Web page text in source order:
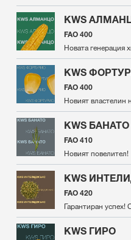
KWS
FAO 400
Новата генерация
KWS
FAO 400
Новият властелин
KWS БАНАТО
FAO 410
Новият повелител!
KWS
FAO 420
Гарантиран успех!
KWS ГИРО